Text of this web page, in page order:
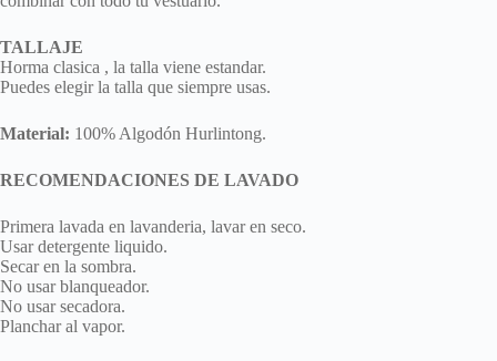
TALLAJE
Horma clasica , la talla viene estandar.
Puedes elegir la talla que siempre usas.
Material: 100% Algodón Hurlintong.
RECOMENDACIONES DE LAVADO
Primera lavada en lavanderia, lavar en seco.
Usar detergente liquido.
Secar en la sombra.
No usar blanqueador.
No usar secadora.
Planchar al vapor.